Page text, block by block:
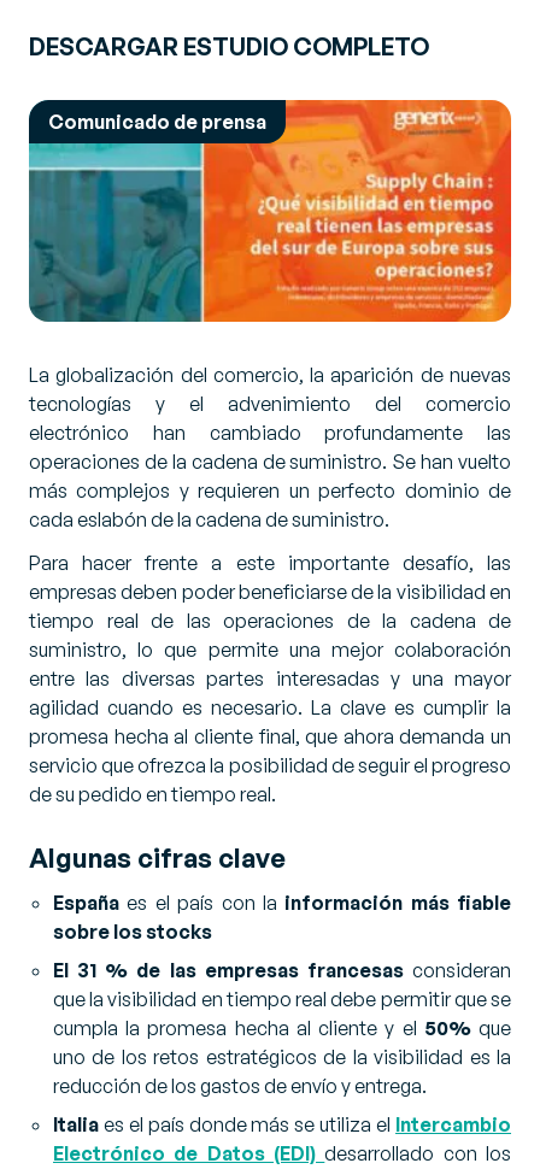
DESCARGAR ESTUDIO COMPLETO
Comunicado de prensa
La globalización del comercio, la aparición de nuevas
tecnologías y el advenimiento del comercio
electrónico han cambiado profundamente las
operaciones de la cadena de suministro. Se han vuelto
más complejos y requieren un perfecto dominio de
cada eslabón de la cadena de suministro.
Para hacer frente a este importante desafío, las
empresas deben poder beneficiarse de la visibilidad en
tiempo real de las operaciones de la cadena de
suministro, lo que permite una mejor colaboración
entre las diversas partes interesadas y una mayor
agilidad cuando es necesario. La clave es cumplir la
promesa hecha al cliente final, que ahora demanda un
servicio que ofrezca la posibilidad de seguir el progreso
de su pedido en tiempo real.
Algunas cifras clave
España es el país con la información más fiable
sobre los stocks
El 31 % de las empresas francesasconsideran
que la visibilidad en tiempo real debe permitir que se
cumpla la promesa hecha al cliente y el 50%que
uno de los retos estratégicos de la visibilidad es la
reducción de los gastos de envío y entrega.
Italia es el país donde más se utiliza el Intercambio
Electrónico de Datos (EDI)desarrollado con los